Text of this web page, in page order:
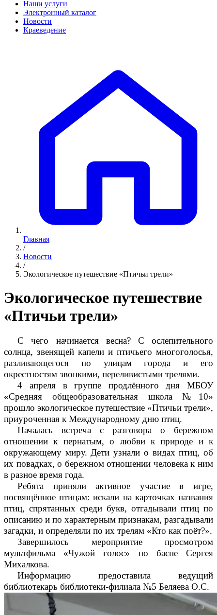
Наши услуги
Электронный каталог
Новости
Краеведение
Главная
/
Новости
/
Экологическое путешествие «Птичьи трели»
Экологическое путешествие
«Птичьи трели»
С чего начинается весна? С ослепительного
солнца, звенящей капели и птичьего многоголосья,
разливающегося по улицам города и его
окрестностям звонкими, переливистыми трелями.
4 апреля в группе продлённого дня МБОУ
«Средняя общеобразовательная школа №10»
прошло экологическое путешествие «Птичьи трели»,
приуроченная к Международному дню птиц.
Началась встреча с разговора о бережном
отношении к пернатым, о любви к природе и к
окружающему миру. Дети узнали о видах птиц, об
их повадках, о бережном отношении человека к ним
в разное время года.
Ребята приняли активное участие в игре,
посвящённое птицам: искали на карточках названия
птиц, спрятанных среди букв, отгадывали птиц по
описанию и по характерным признакам, разгадывали
загадки, и определяли по их трелям «Кто как поёт?».
Завершилось мероприятие просмотром
мультфильма «Чужой голос» по басне Сергея
Михалкова.
Информацию предоставила ведущий
библиотекарь библиотеки-филиала №5 Беляева О.С.